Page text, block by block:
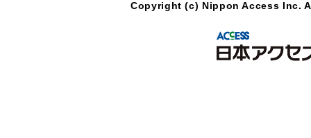
Copyright (c) Nippon Access Inc.